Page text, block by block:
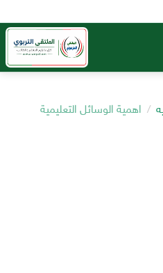
اهمية الوسائل التعليمية